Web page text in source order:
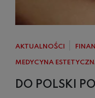
AKTUALNOŚCI
MEDYCYNA
DO POLSKI